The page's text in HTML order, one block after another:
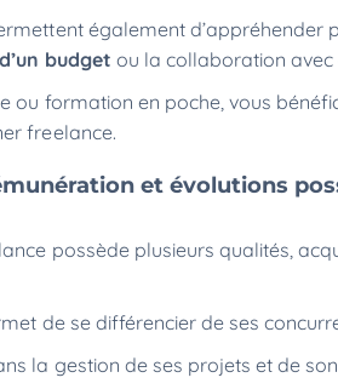
également d’appréhender
budget ou la collaboration avec
ou formation en poche, vous
freelance.
et évolutions
possède plusieurs qualités,
de se différencier de ses
la gestion de ses projets et de